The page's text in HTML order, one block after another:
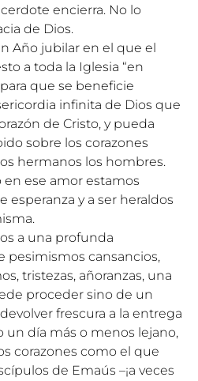
encierra. No lo
de Dios.
Año jubilar en el que el
a toda la Iglesia “en
que se beneficie
infinita de Dios que
de Cristo, y pueda
sobre los corazones
hermanos los hombres.
ese amor estamos
esperanza y a ser heraldos
a una profunda
pesimismos cansancios,
tristezas, añoranzas, una
proceder sino de un
frescura a la entrega
un día más o menos lejano,
corazones como el que
de Emaús –¡a veces